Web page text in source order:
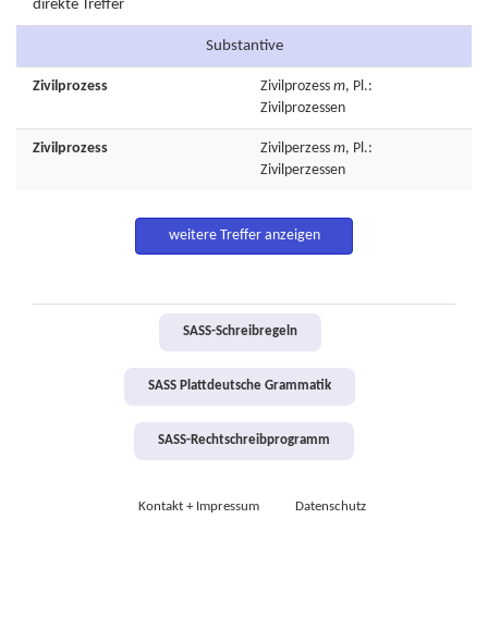
direkte Treffer
Substantive
Zivilprozess Zivilprozess m, Pl.:
Zivilprozessen
Zivilprozess Zivilperzess m, Pl.:
Zivilperzessen
weitere Treffer anzeigen
SASS-Schreibregeln
SASS Plattdeutsche Grammatik
SASS-Rechtschreibprogramm
Kontakt + Impressum Datenschutz